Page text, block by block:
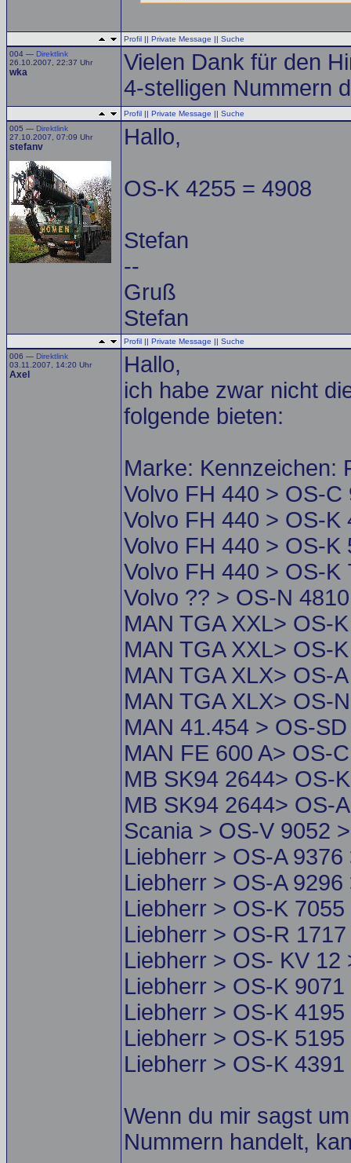
Profil || Private Message || Suche
004 — Direktlink
26.10.2007, 22:37 Uhr
wka
Vielen Dank für den
4-stelligen Nummern
Profil || Private Message || Suche
005 — Direktlink
27.10.2007, 07:09 Uhr
stefanv Hallo,
OS-K 4255 = 4908
Stefan
--
Gruß
Stefan
Profil || Private Message || Suche
006 — Direktlink
03.11.2007, 14:20 Uhr
Axel
Hallo,
ich habe zwar nicht
folgende bieten:
Marke: Kennzeichen:
Volvo FH 440 > OS-
Volvo FH 440 > OS-
Volvo FH 440 > OS-
Volvo FH 440 > OS-
Volvo ?? > OS-N
MAN TGA XXL> OS-
MAN TGA XXL> OS-
MAN TGA XLX> OS-
MAN TGA XLX> OS-
MAN 41.454 > OS-
MAN FE 600 A> OS-
MB SK94 2644> OS-
MB SK94 2644> OS-
Scania > OS-V 9052
Liebherr > OS-A
Liebherr > OS-A
Liebherr > OS-K
Liebherr > OS-R
Liebherr > OS- KV 12
Liebherr > OS-K
Liebherr > OS-K
Liebherr > OS-K
Liebherr > OS-K
Wenn du mir sagst
Nummern handelt,